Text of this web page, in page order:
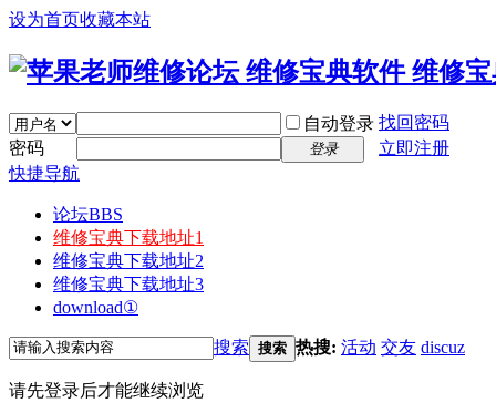
设为首页收藏本站
自动登录 找回密码
密码
登录
立即注册
快捷导航
论坛BBS
维修宝典下载地址1
维修宝典下载地址2
维修宝典下载地址3
download①
搜索 搜索 热搜: 活动 交友 discuz
请先登录后才能继续浏览